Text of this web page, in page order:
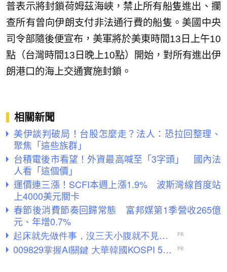
普表示將封鎖荷姆茲海峽，禁止所有船隻進出、攔
查所有曾向伊朗支付非法通行費的船隻。美國中央
司令部隨後便宣布，美軍將於美東時間13日上午10
點（台灣時間13日晚上10點）開始，對所有進出伊
朗港口的海上交通實施封鎖。
相關新聞
美伊談判破局！台股怎麼走？法人：恐拉回整理、
聚焦「這些族群」
台積電後市看望！外資最高喊至「3字頭」 國內法
人看「這個價」
運價連三漲！SCFI本週上漲1.9% 波斯灣線首度站
上4000美元關卡
春節後消費節奏回歸常態 富邦媒第1季營收265億
元、年增0.7%